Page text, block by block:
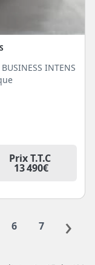
INTENS
Prix T.T.C
13 490€
6 7 ›